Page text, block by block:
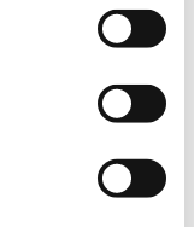
publicar un